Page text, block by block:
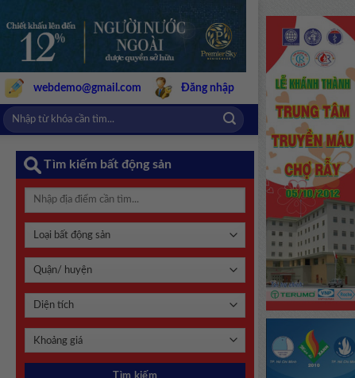
webdemo@gmail.com Đăng nhập
Tìm kiếm bất động sản